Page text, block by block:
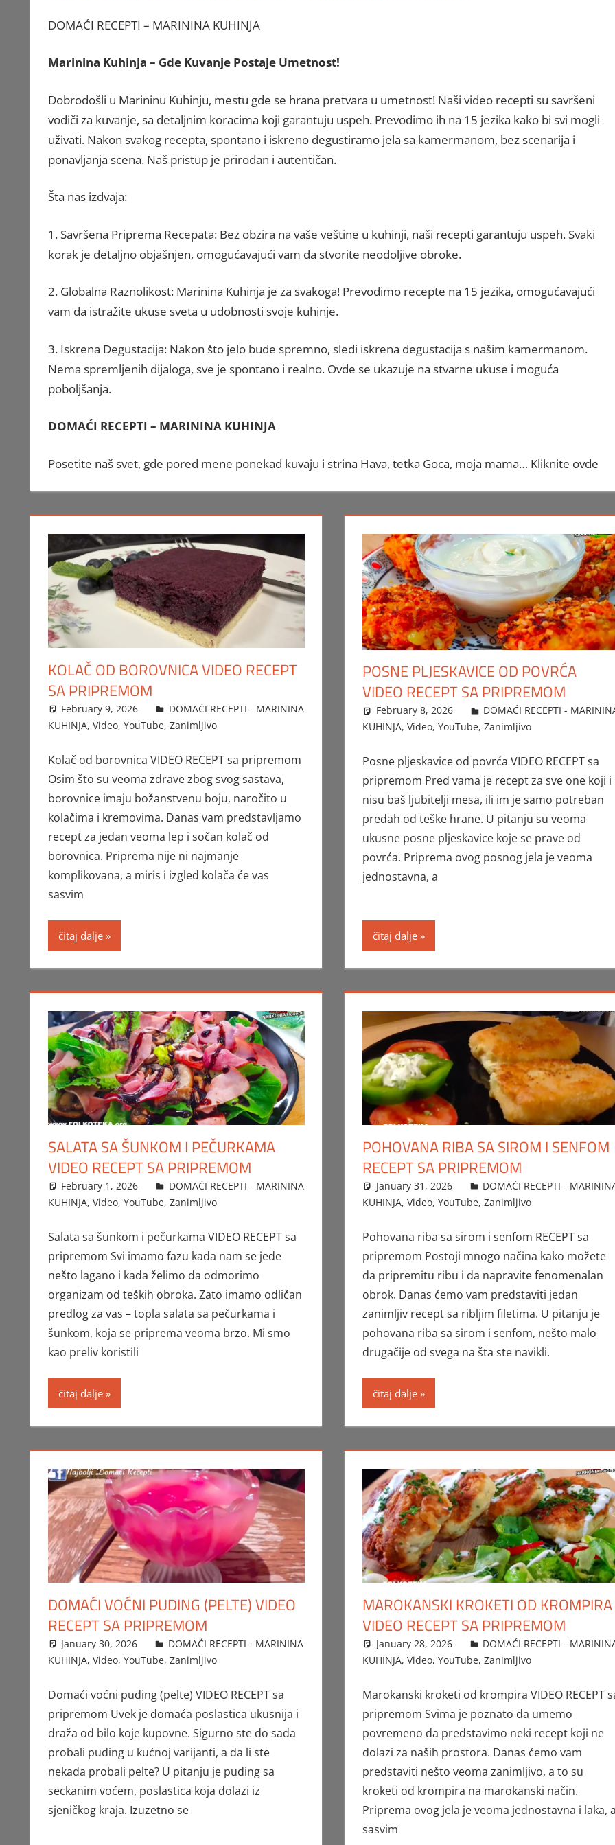
DOMAĆI RECEPTI – MARININA KUHINJA
Marinina Kuhinja – Gde Kuvanje Postaje Umetnost!
Dobrodošli u Marininu Kuhinju, mestu gde se hrana pretvara u umetnost! Naši video recepti su savršeni
vodiči za kuvanje, sa detaljnim koracima koji garantuju uspeh. Prevodimo ih na 15 jezika kako bi svi mogli
uživati. Nakon svakog recepta, spontano i iskreno degustiramo jela sa kamermanom, bez scenarija i
ponavljanja scena. Naš pristup je prirodan i autentičan.
Šta nas izdvaja:
1. Savršena Priprema Recepata: Bez obzira na vaše veštine u kuhinji, naši recepti garantuju uspeh. Svaki
korak je detaljno objašnjen, omogućavajući vam da stvorite neodoljive obroke.
2. Globalna Raznolikost: Marinina Kuhinja je za svakoga! Prevodimo recepte na 15 jezika, omogućavajući
vam da istražite ukuse sveta u udobnosti svoje kuhinje.
3. Iskrena Degustacija: Nakon što jelo bude spremno, sledi iskrena degustacija s našim kamermanom.
Nema spremljenih dijaloga, sve je spontano i realno. Ovde se ukazuje na stvarne ukuse i moguća
poboljšanja.
DOMAĆI RECEPTI – MARININA KUHINJA
Posetite naš svet, gde pored mene ponekad kuvaju i strina Hava, tetka Goca, moja mama… Kliknite ovde
KOLAČ OD BOROVNICA VIDEO RECEPT
SA PRIPREMOM
February 9, 2026 FTorgAdmin
DOMAĆI RECEPTI - MARININA
KUHINJA, Video, YouTube, Zanimljivo
Kolač od borovnica VIDEO RECEPT sa pripremom
Osim što su veoma zdrave zbog svog sastava,
borovnice imaju božanstvenu boju, naročito u
kolačima i kremovima. Danas vam predstavljamo
recept za jedan veoma lep i sočan kolač od
borovnica. Priprema nije ni najmanje
komplikovana, a miris i izgled kolača će vas
sasvim
čitaj dalje
POSNE PLJESKAVICE OD POVRĆA
VIDEO RECEPT SA PRIPREMOM
February 8, 2026 FTorgAdmin
DOMAĆI RECEPTI -
KUHINJA, Video, YouTube, Zanimljivo
Posne pljeskavice od povrća VIDEO RECEPT sa
pripremom Pred vama je recept za sve one koji i
nisu baš ljubitelji mesa, ili im je samo potreban
predah od teške hrane. U pitanju su veoma
ukusne posne pljeskavice koje se prave od
povrća. Priprema ovog posnog jela je veoma
jednostavna, a
čitaj dalje
SALATA SA ŠUNKOM I PEČURKAMA
VIDEO RECEPT SA PRIPREMOM
February 1, 2026 FTorgAdmin
DOMAĆI RECEPTI - MARININA
KUHINJA, Video, YouTube, Zanimljivo
Salata sa šunkom i pečurkama VIDEO RECEPT sa
pripremom Svi imamo fazu kada nam se jede
nešto lagano i kada želimo da odmorimo
organizam od teških obroka. Zato imamo odličan
predlog za vas – topla salata sa pečurkama i
šunkom, koja se priprema veoma brzo. Mi smo
kao preliv koristili
čitaj dalje
POHOVANA RIBA SA SIROM I SENFOM
RECEPT SA PRIPREMOM
January 31, 2026 FTorgAdmin
DOMAĆI RECEPTI -
KUHINJA, Video, YouTube, Zanimljivo
Pohovana riba sa sirom i senfom RECEPT sa
pripremom Postoji mnogo načina kako možete
da pripremitu ribu i da napravite fenomenalan
obrok. Danas ćemo vam predstaviti jedan
zanimljiv recept sa ribljim filetima. U pitanju je
pohovana riba sa sirom i senfom, nešto malo
drugačije od svega na šta ste navikli.
čitaj dalje
DOMAĆI VOĆNI PUDING (PELTE) VIDEO
RECEPT SA PRIPREMOM
January 30, 2026 FTorgAdmin
DOMAĆI RECEPTI - MARININA
KUHINJA, Video, YouTube, Zanimljivo
Domaći voćni puding (pelte) VIDEO RECEPT sa
pripremom Uvek je domaća poslastica ukusnija i
draža od bilo koje kupovne. Sigurno ste do sada
probali puding u kućnoj varijanti, a da li ste
nekada probali pelte? U pitanju je puding sa
seckanim voćem, poslastica koja dolazi iz
sjeničkog kraja. Izuzetno se
MAROKANSKI KROKETI OD KROMPIRA
VIDEO RECEPT SA PRIPREMOM
January 28, 2026 FTorgAdmin
DOMAĆI RECEPTI -
KUHINJA, Video, YouTube, Zanimljivo
Marokanski kroketi od krompira VIDEO RECEPT
pripremom Svima je poznato da umemo
povremeno da predstavimo neki recept koji ne
dolazi za naših prostora. Danas ćemo vam
predstaviti nešto veoma zanimljivo, a to su
kroketi od krompira na marokanski način.
Priprema ovog jela je veoma jednostavna i laka,
sasvim